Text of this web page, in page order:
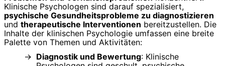
Klinische Psychologen sind darauf spezialisiert,
psychische Gesundheitsprobleme zu diagnostizieren
und therapeutische Interventionen bereitzustellen. Die
Inhalte der klinischen Psychologie umfassen eine breite
Palette von Themen und Aktivitäten:
Diagnostik und Bewertung: Klinische